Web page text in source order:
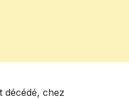
décédé, chez